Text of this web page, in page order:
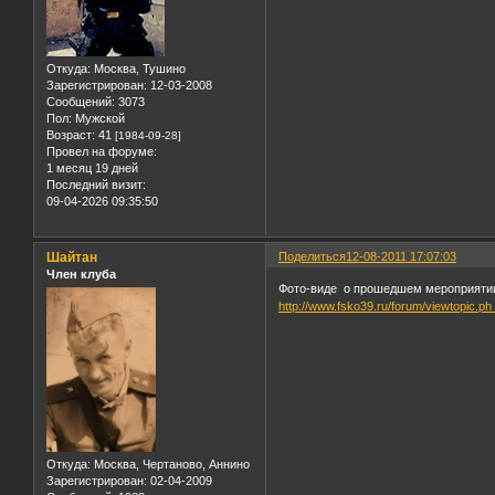
Откуда: Москва, Тушино
Зарегистрирован: 12-03-2008
Сообщений: 3073
Пол: Мужской
Возраст: 41 [1984-09-28]
Провел на форуме:
1 месяц 19 дней
Последний визит:
09-04-2026 09:35:50
Поделиться12-08-2011 17:07:03
Шайтан
Член клуба
Откуда: Москва, Чертаново, Аннино
Зарегистрирован: 02-04-2009
Фото-виде о прошедшем
http://www.fsko39.ru/forum/